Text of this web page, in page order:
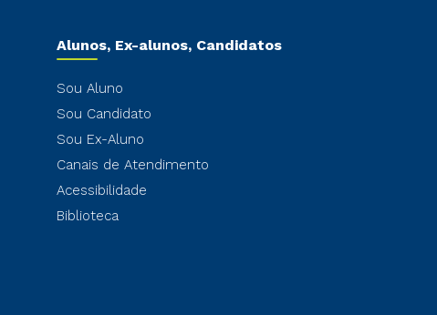
Alunos, Ex-alunos, Candidatos
Sou Aluno
Sou Candidato
Sou Ex-Aluno
Canais de Atendimento
Acessibilidade
Biblioteca